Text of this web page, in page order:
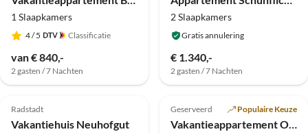
1 Slaapkamers
4/ 5 Classificatie
van € 840,-
2 gasten / 7 Nachten
2 Slaapkamers
Gratis annulering
€ 1.340,-
2 gasten / 7 Nachten
Advertentie
Radstadt
Vakantiehuis Neuhofgut
Advertentie
Geserveerd Populaire Keuze